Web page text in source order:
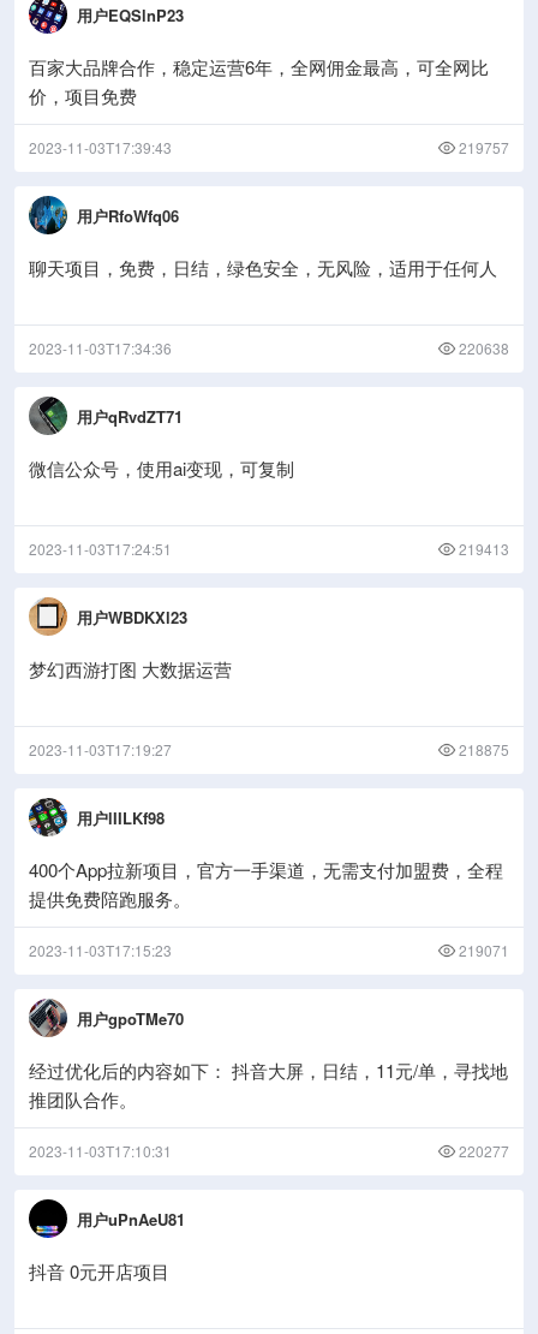
用户EQSlnP23
百家大品牌合作，稳定运营6年，全网佣金最高，可全网比
价，项目免费
2023-11-03T17:39:43 219757
用户RfoWfq06
聊天项目，免费，日结，绿色安全，无风险，适用于任何人
2023-11-03T17:34:36 220638
用户qRvdZT71
微信公众号，使用ai变现，可复制
2023-11-03T17:24:51 219413
用户WBDKXl23
梦幻西游打图 大数据运营
2023-11-03T17:19:27 218875
用户lIILKf98
400个App拉新项目，官方一手渠道，无需支付加盟费，全程
提供免费陪跑服务。
2023-11-03T17:15:23 219071
用户gpoTMe70
经过优化后的内容如下： 抖音大屏，日结，11元/单，寻找地
推团队合作。
2023-11-03T17:10:31 220277
用户uPnAeU81
抖音 0元开店项目